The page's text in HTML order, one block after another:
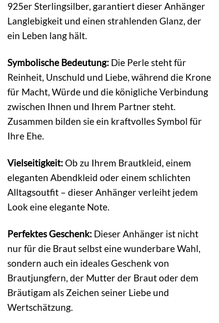
925er Sterlingsilber, garantiert dieser Anhänger
Langlebigkeit und einen strahlenden Glanz, der
ein Leben lang hält.
Symbolische Bedeutung: Die Perle steht für
Reinheit, Unschuld und Liebe, während die Krone
für Macht, Würde und die königliche Verbindung
zwischen Ihnen und Ihrem Partner steht.
Zusammen bilden sie ein kraftvolles Symbol für
Ihre Ehe.
Vielseitigkeit: Ob zu Ihrem Brautkleid, einem
eleganten Abendkleid oder einem schlichten
Alltagsoutfit – dieser Anhänger verleiht jedem
Look eine elegante Note.
Perfektes Geschenk: Dieser Anhänger ist nicht
nur für die Braut selbst eine wunderbare Wahl,
sondern auch ein ideales Geschenk von
Brautjungfern, der Mutter der Braut oder dem
Bräutigam als Zeichen seiner Liebe und
Wertschätzung.